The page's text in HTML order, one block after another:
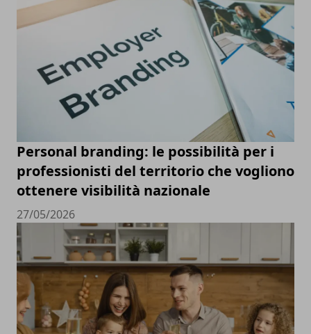
Personal branding: le possibilità per i
professionisti del territorio che vogliono
ottenere visibilità nazionale
27/05/2026